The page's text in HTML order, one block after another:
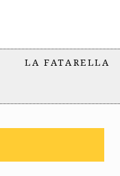
LA FATARELLA